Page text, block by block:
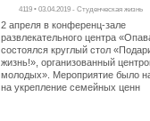
4119 • 03.04.2019 - Студенческая жизнь
2 апреля в конференц-зале
развлекательного центра
состоялся круглый стол
жизнь!», организованный
молодых». Мероприятие было
на укрепление семейных ценн